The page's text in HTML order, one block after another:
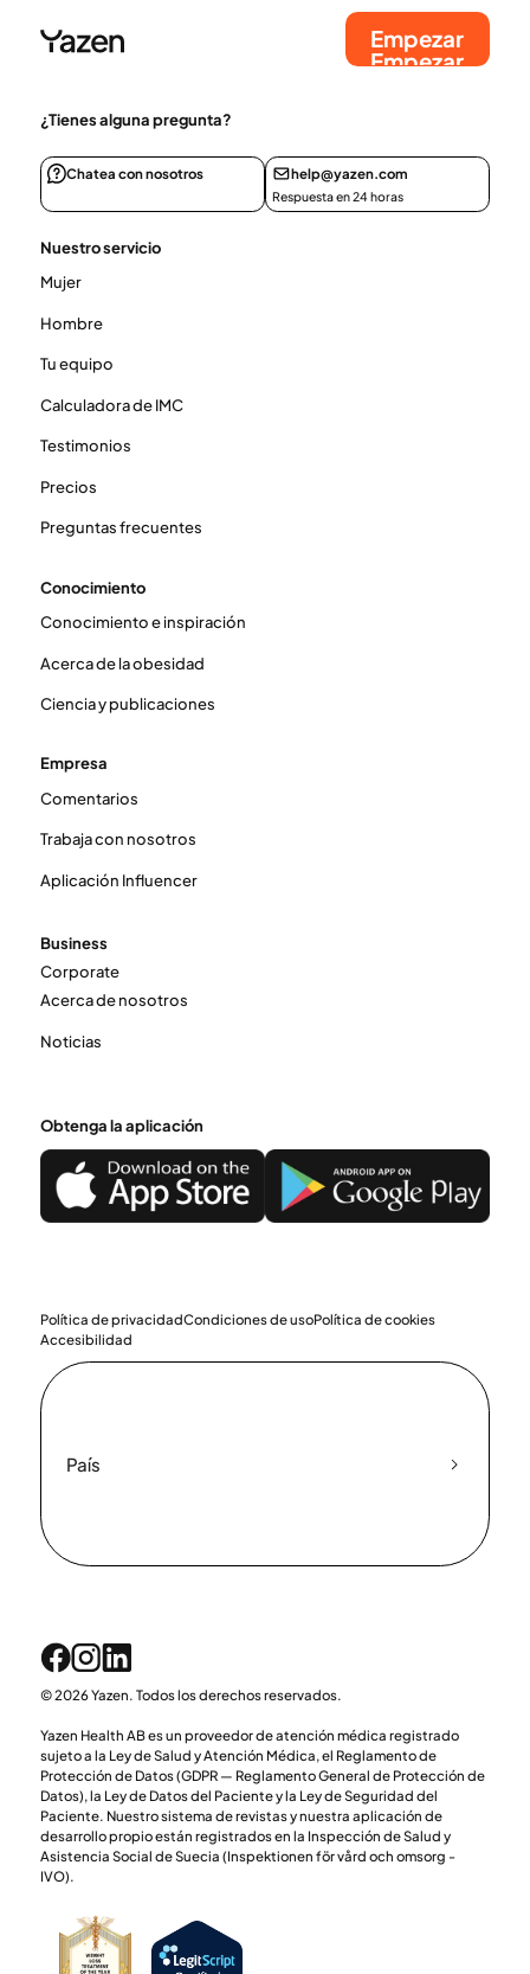
para que tu tratamiento funcione de manera
óptima.
Empezar
Empezar
¿Tienes alguna pregunta?
Chatea con nosotros help@yazen.com
Respuesta en 24 horas
Nuestro servicio
Mujer
Hombre
Tu equipo
Calculadora de IMC
Testimonios
Precios
Preguntas frecuentes
Conocimiento
Conocimiento e inspiración
Acerca de la obesidad
Ciencia y publicaciones
Empresa
Comentarios
Trabaja con nosotros
Aplicación Influencer
Business
Corporate
Acerca de nosotros
Noticias
Obtenga la aplicación
Política de privacidadCondiciones de usoPolítica de cookies
Accesibilidad
País
© 2026 Yazen. Todos los derechos reservados.
Yazen Health AB es un proveedor de atención médica registrado
sujeto a la Ley de Salud y Atención Médica, el Reglamento de
Protección de Datos (GDPR — Reglamento General de Protección de
Datos), la Ley de Datos del Paciente y la Ley de Seguridad del
Paciente. Nuestro sistema de revistas y nuestra aplicación de
desarrollo propio están registrados en la Inspección de Salud y
Asistencia Social de Suecia (Inspektionen för vård och omsorg -
IVO).